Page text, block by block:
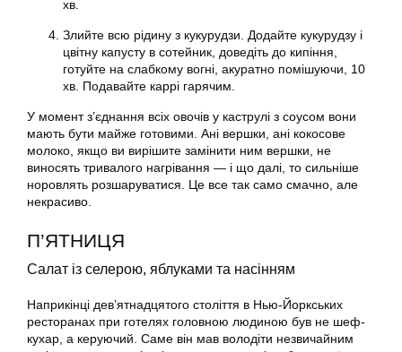
хв.
Злийте всю рідину з кукурудзи. Додайте кукурудзу і
цвітну капусту в сотейник, доведіть до кипіння,
готуйте на слабкому вогні, акуратно помішуючи, 10
хв. Подавайте каррі гарячим.
У момент з’єднання всіх овочів у каструлі з соусом вони
мають бути майже готовими. Ані вершки, ані кокосове
молоко, якщо ви вирішите замінити ним вершки, не
виносять тривалого нагрівання — і що далі, то сильніше
норовлять розшаруватися. Це все так само смачно, але
некрасиво.
П’ЯТНИЦЯ
Салат із селерою, яблуками та насінням
Наприкінці дев’ятнадцятого століття в Нью-Йоркських
ресторанах при готелях головною людиною був не шеф-
кухар, а керуючий. Саме він мав володіти незвичайним